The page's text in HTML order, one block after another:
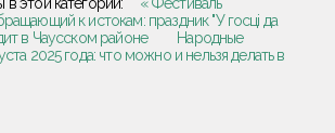
к истокам: праздник "У госці да
в Чаусском районе
Народные
2025 года: что можно и нельзя делать в